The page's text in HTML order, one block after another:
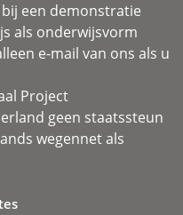
een demonstratie
als onderwijsvorm
e-mail van ons als u
Project
geen staatssteun
wegennet als